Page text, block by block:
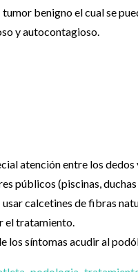
tumor benigno el cual se
y autocontagioso.
atención entre los
públicos (piscinas,
calcetines de fibras
el tratamiento.
los síntomas acudir al